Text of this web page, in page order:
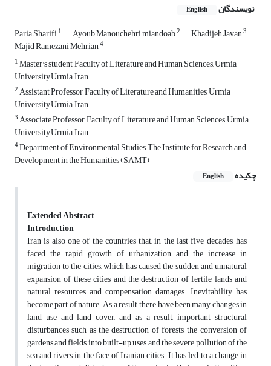
نویسندگان English
Paria Sharifi1 Ayoub Manouchehri miandoab2 Khadijeh Javan3
Majid Ramezani Mehrian4
1Master's student, Faculty of Literature and Human Sciences, Urmia
University,Urmia, Iran.
2Assistant Professor, Faculty of Literature and Humanities, Urmia
University,Urmia, Iran.
3Associate Professor, Faculty of Literature and Human Sciences, Urmia
University,Urmia, Iran.
4Department of Environmental Studies, The Institute for Research and
Development in the Humanities (SAMT)
چکیده
English
Extended Abstract
Introduction
Iran is also one of the countries that, in the last five decades, has
faced the rapid growth of urbanization and the increase in
migration to the cities, which has caused the sudden and unnatural
expansion of these cities and the destruction of fertile lands and
natural resources and compensation damages. Inevitability has
become part of nature. As a result, there have been many changes in
land use and land cover, and as a result, important structural
disturbances such as the destruction of forests, the conversion of
gardens and fields into built-up uses, and the severe pollution of the
sea and rivers in the face of Iranian cities. It has led to a change in